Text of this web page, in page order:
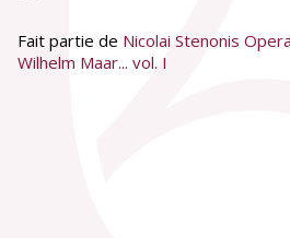
Fait partie de Nicolai Stenonis
Wilhelm Maar... vol. I